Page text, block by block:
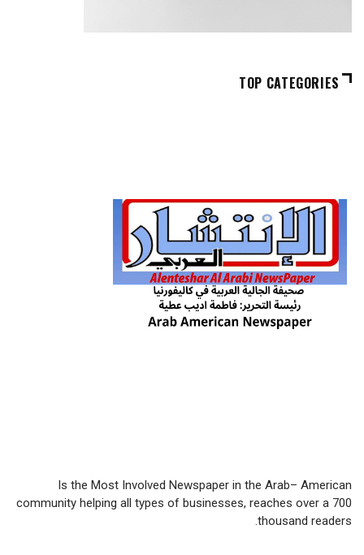
TOP CATEGORIES
Is the Most Involved Newspaper in the Arab– American
community helping all types of businesses, reaches over a 700
thousand readers.